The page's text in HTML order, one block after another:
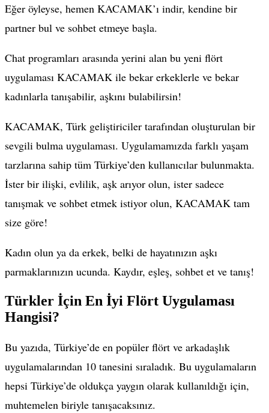
Eğer öyleyse, hemen KACAMAK’ı indir, kendine bir
partner bul ve sohbet etmeye başla.
Chat programları arasında yerini alan bu yeni flört
uygulaması KACAMAK ile bekar erkeklerle ve bekar
kadınlarla tanışabilir, aşkını bulabilirsin!
KACAMAK, Türk geliştiriciler tarafından oluşturulan bir
sevgili bulma uygulaması. Uygulamamızda farklı yaşam
tarzlarına sahip tüm Türkiye’den kullanıcılar bulunmakta.
İster bir ilişki, evlilik, aşk arıyor olun, ister sadece
tanışmak ve sohbet etmek istiyor olun, KACAMAK tam
size göre!
Kadın olun ya da erkek, belki de hayatınızın aşkı
parmaklarınızın ucunda. Kaydır, eşleş, sohbet et ve tanış!
Türkler İçin En İyi Flört Uygulaması
Hangisi?
Bu yazıda, Türkiye’de en popüler flört ve arkadaşlık
uygulamalarından 10 tanesini sıraladık. Bu uygulamaların
hepsi Türkiye’de oldukça yaygın olarak kullanıldığı için,
muhtemelen biriyle tanışacaksınız.